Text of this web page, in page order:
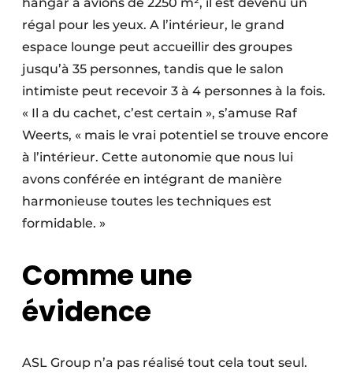
régal pour les yeux. A l’intérieur, le grand
espace lounge peut accueillir des groupes
jusqu’à 35 personnes, tandis que le salon
intimiste peut recevoir 3 à 4 personnes à la fois.
« Il a du cachet, c’est certain », s’amuse Raf
Weerts, « mais le vrai potentiel se trouve encore
à l’intérieur. Cette autonomie que nous lui
avons conférée en intégrant de manière
harmonieuse toutes les techniques est
formidable. »
Comme une
évidence
ASL Group n’a pas réalisé tout cela tout seul.